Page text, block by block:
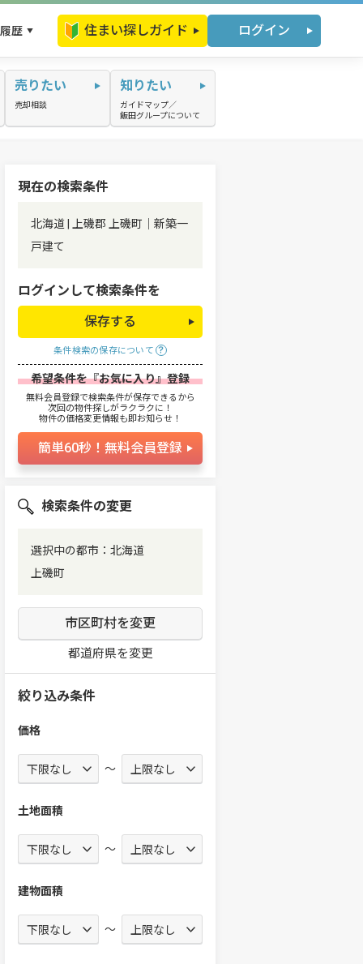
歴 住まい探しガイド ログイン
売りたい
売却相談
知りたい
ガイドマップ／
飯田グループについて
現在の検索条件
北海道 | 上磯郡 上磯町｜新築一
戸建て
ログインして検索条件を
保存する
条件検索の保存について
希望条件を『お気に入り』登録
無料会員登録で検索条件が保存できるから
次回の物件探しがラクラクに！
物件の価格変更情報も即お知らせ！
簡単60秒！無料会員登録
検索条件の変更
選択中の都市：北海道
上磯町
市区町村を変更
都道府県を変更
絞り込み条件
価格
～
土地面積
～
建物面積
～